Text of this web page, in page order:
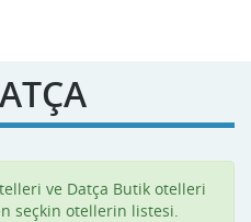
ve Datça Butik otelleri
seçkin otellerin listesi.